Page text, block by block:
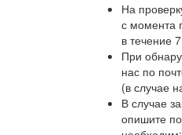
На
с момента
в течение
При
нас по
(в случае
В случае
опишите